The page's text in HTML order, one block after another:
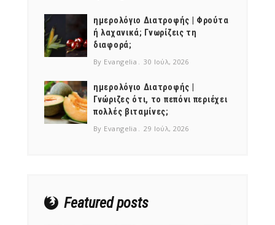
ημερολόγιο Διατροφής | Φρούτα
ή λαχανικά; Γνωρίζεις τη
διαφορά;
By Evangelia 30 Ιούλ, 2026
ημερολόγιο Διατροφής |
Γνώριζες ότι, το πεπόνι περιέχει
πολλές βιταμίνες;
By Evangelia 29 Ιούλ, 2026
Featured posts